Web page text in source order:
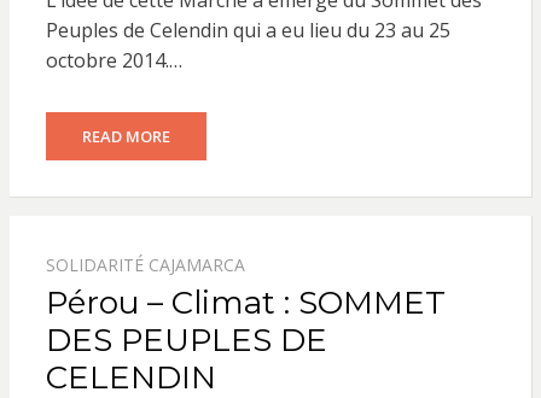
Peuples de Celendin qui a eu lieu du 23 au 25
octobre 2014.…
READ MORE
SOLIDARITÉ CAJAMARCA
Pérou – Climat : SOMMET
DES PEUPLES DE
CELENDIN